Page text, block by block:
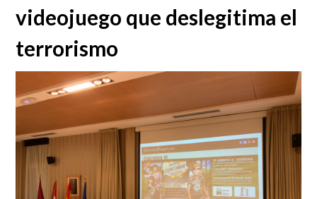
videojuego que deslegitima el
terrorismo